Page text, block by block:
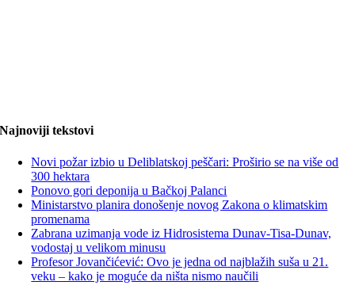
Najnoviji tekstovi
Novi požar izbio u Deliblatskoj peščari: Proširio se na više od
300 hektara
Ponovo gori deponija u Bačkoj Palanci
Ministarstvo planira donošenje novog Zakona o klimatskim
promenama
Zabrana uzimanja vode iz Hidrosistema Dunav-Tisa-Dunav,
vodostaj u velikom minusu
Profesor Jovančićević: Ovo je jedna od najblažih suša u 21.
veku – kako je moguće da ništa nismo naučili